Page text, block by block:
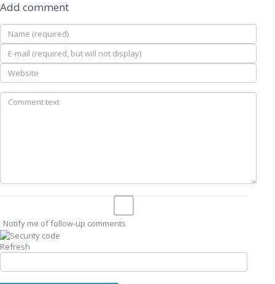
Add comment
Notify me of follow-up comments
Refresh